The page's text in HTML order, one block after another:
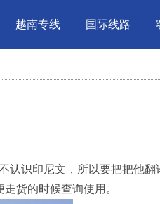
越南专线 国际线路
认识印尼文，所以要把把他翻
货的时候查询使用。